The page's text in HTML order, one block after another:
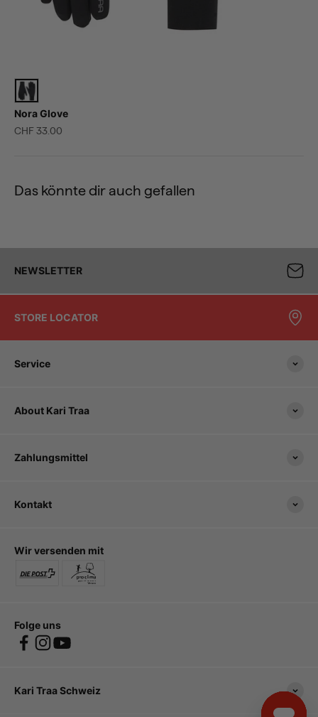
Nora Glove
Angebot
CHF 33.00
Das könnte dir auch gefallen
NEWSLETTER
STORE LOCATOR
Service
About Kari Traa
Kontakt
Kari Traa Schweiz
Folge uns
Wir versenden mit
Zahlungsmittel